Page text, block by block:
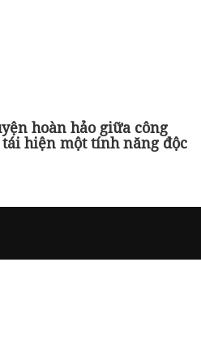
hoàn hảo giữa công
hiện một tính năng độc